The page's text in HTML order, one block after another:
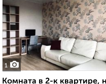
1
Комната в 2-к квартире,